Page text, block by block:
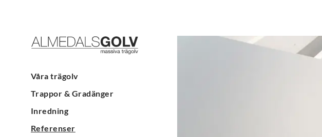
Våra trägolv
Trappor & Gradänger
Inredning
Referenser